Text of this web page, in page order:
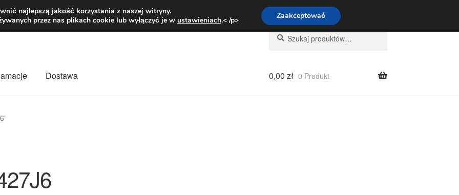
zł Pn.-pt. 9:00-16:00800 003 167
Szukaj:
Szukaj
Dostawa 0,00 zł 0 Produkt
najlepszą jakość korzystania z naszej witryny.
przez nas plikach cookie lub wyłączyć je w ustawieniach.< /p> Zaakceptować